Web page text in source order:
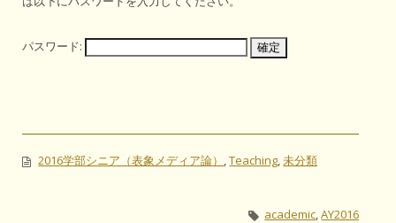
パスワード:
2016学部シニア（表象メディア論） ,Teaching,未分類
academic,AY2016